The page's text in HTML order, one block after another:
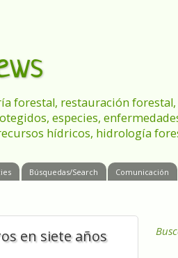
forestal, restauración
especies,
hídricos, hidrología
Búsquedas/Search Comunicación
en siete años